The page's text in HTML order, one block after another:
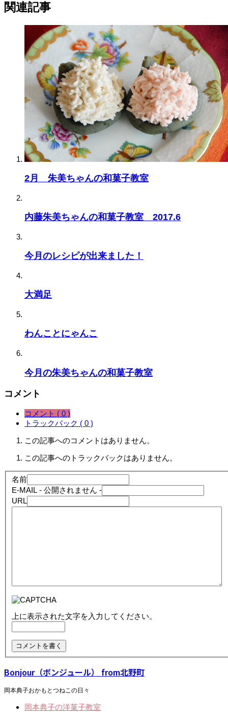
関連記事
2月 朱美ちゃんの和菓子教室
内藤朱美ちゃんの和菓子教室 2017.6
今月のレシピが出来ました！
大満足
わんことにゃんこ
今月の朱美ちゃんの和菓子教室
コメント
コメント ( 0 )
トラックバック ( 0 )
この記事へのコメントはありません。
この記事へのトラックバックはありません。
名前
E-MAIL - 公開されません -
URL
上に表示された文字を入力してください。
Bonjour（ボンジュール） from北野町
岡本典子おかもとつねこの日々
岡本典子の洋菓子教室